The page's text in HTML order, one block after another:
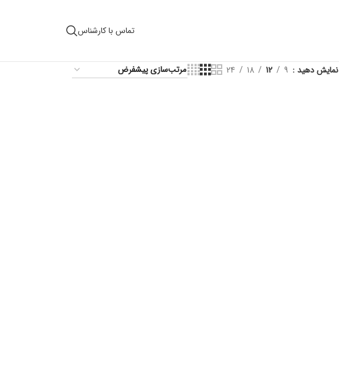
تماس با کارشناس
نمایش دهید 9
12
18
24